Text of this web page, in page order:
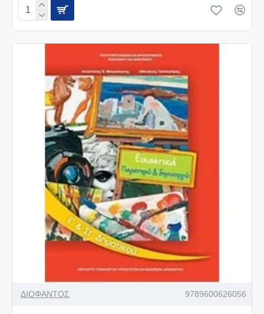
ΔΙΟΦΑΝΤΟΣ 9789600626056